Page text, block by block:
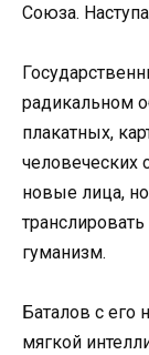
Союза.
радикальном
плакатных,
человеческих
новые лица,
гуманизм.
Баталов с его
мягкой